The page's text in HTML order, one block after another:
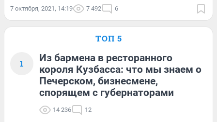
7 октября, 2021, 14:19 7 492 6
ТОП 5
1
Из бармена в ресторанного
короля Кузбасса: что мы знаем о
Печерском, бизнесмене,
спорящем с губернаторами
14 236 12